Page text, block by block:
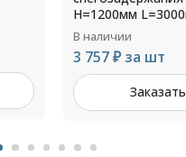
В наличии
339 ₽ за шт
Заказать